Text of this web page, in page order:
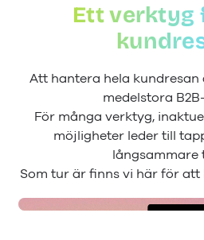
Ett verktyg
Att hantera hela
medelstora
För många verktyg,
möjligheter leder till
långsammare
Som tur är finns vi här för att